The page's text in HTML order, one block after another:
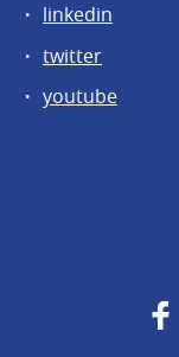
linkedin
twitter
youtube